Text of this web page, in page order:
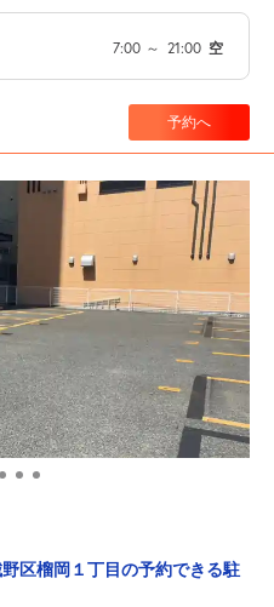
7:00 ～ 21:00 空
予約へ
区榴岡１丁目の予約できる駐